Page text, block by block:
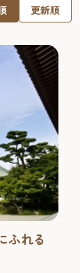
更新順
ふれる